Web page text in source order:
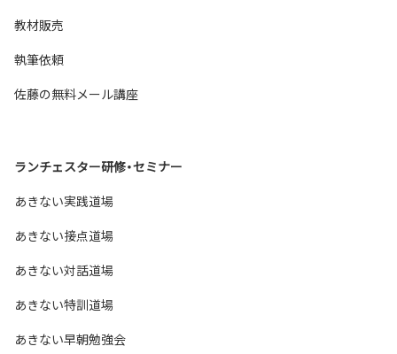
教材販売
執筆依頼
佐藤の無料メール講座
ランチェスター研修・セミナー
あきない実践道場
あきない接点道場
あきない対話道場
あきない特訓道場
あきない早朝勉強会